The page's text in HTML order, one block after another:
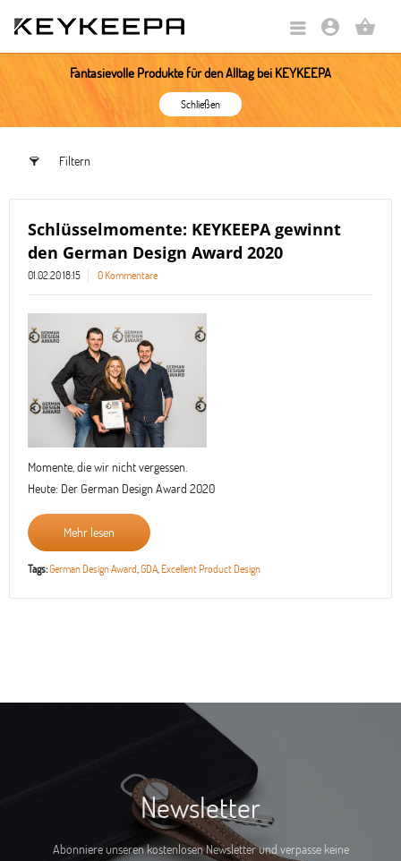
account_circle shopping_basket
Fantasievolle Produkte für den Alltag bei KEYKEEPA
Schließen
Filtern
Schlüsselmomente: KEYKEEPA gewinnt
den German Design Award 2020
01.02.20 18:15 0 Kommentare
Momente, die wir nicht vergessen.
Heute: Der German Design Award 2020
Mehr lesen
Tags:German Design Award,GDA, Excellent Product Design
Newsletter
Abonniere unseren kostenlosen Newsletter und verpasse keine